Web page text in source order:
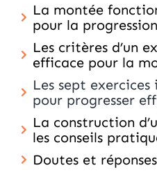
La montée
pour la
Les critères d’un
efficace pour la
Les sept
pour progresser
La construction
les conseils
Doutes et réponses